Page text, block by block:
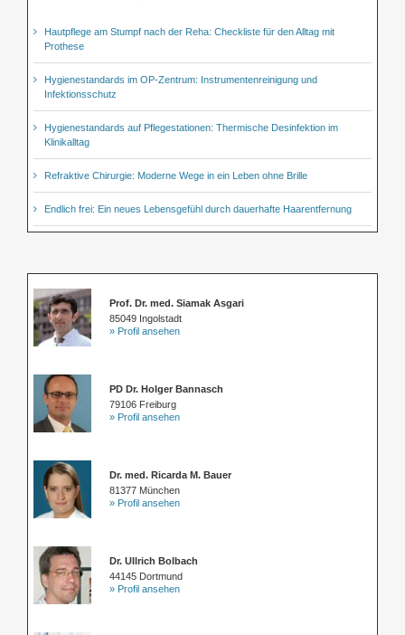
Hautpflege am Stumpf nach der Reha: Checkliste für den Alltag mit
Prothese
Hygienestandards im OP-Zentrum: Instrumentenreinigung und
Infektionsschutz
Hygienestandards auf Pflegestationen: Thermische Desinfektion im
Klinikalltag
Refraktive Chirurgie: Moderne Wege in ein Leben ohne Brille
Endlich frei: Ein neues Lebensgefühl durch dauerhafte Haarentfernung
Prof. Dr. med. Siamak Asgari
85049 Ingolstadt
» Profil ansehen
PD Dr. Holger Bannasch
79106 Freiburg
» Profil ansehen
Dr. med. Ricarda M. Bauer
81377 München
» Profil ansehen
Dr. Ullrich Bolbach
44145 Dortmund
» Profil ansehen